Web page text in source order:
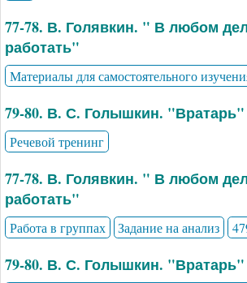
77-78. В. Голявкин. " В любом
работать"
Материалы для самостоятельного
79-80. В. С. Голышкин. "Вратарь"
Речевой тренинг
77-78. В. Голявкин. " В любом
работать"
Работа в группах Задание на анализ
79-80. В. С. Голышкин. "Вратарь"